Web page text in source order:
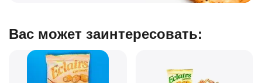
Вас может заинтересовать: